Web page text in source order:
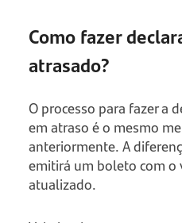
Como fazer
atrasado?
O processo para fazer a
em atraso é o mesmo
anteriormente. A
emitirá um boleto com o
atualizado.